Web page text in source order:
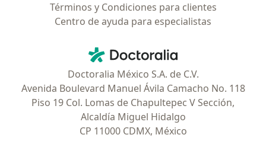
Términos y Condiciones para clientes
Centro de ayuda para especialistas
Doctoralia - Página de inicio
Doctoralia México S.A. de C.V.
Avenida Boulevard Manuel Ávila Camacho No. 118
Piso 19 Col. Lomas de Chapultepec V Sección,
Alcaldía Miguel Hidalgo
CP 11000 CDMX, México